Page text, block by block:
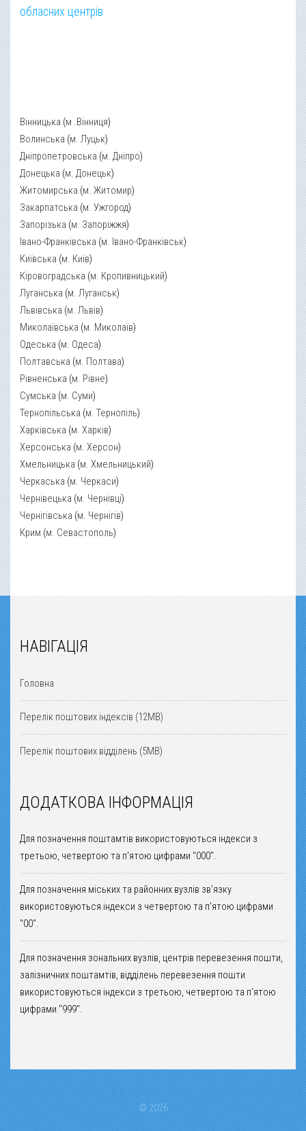
обласних центрів
Вінницька (м .Вінниця)
Волинська (м. Луцьк)
Дніпропетровська (м. Дніпро)
Донецька (м. Донецьк)
Житомирська (м. Житомир)
Закарпатська (м. Ужгород)
Запорізька (м. Запоріжжя)
Івано-Франківська (м. Івано-Франківськ)
Київська (м. Київ)
Кіровоградська (м. Кропивницький)
Луганська (м. Луганськ)
Львівська (м. Львів)
Миколаївська (м. Миколаїв)
Одеська (м. Одеса)
Полтавська (м. Полтава)
Рівненська (м. Рівне)
Сумська (м. Суми)
Тернопільська (м. Тернопіль)
Харківська (м. Харків)
Херсонська (м. Херсон)
Хмельницька (м. Хмельницький)
Черкаська (м. Черкаси)
Чернівецька (м. Чернівці)
Чернігівська (м. Чернігів)
Крим (м. Севастополь)
НАВІГАЦІЯ
Головна
Перелік поштових індексів (12MB)
Перелік поштових відділень (5MB)
ДОДАТКОВА ІНФОРМАЦІЯ
Для позначення поштамтів використовуються індекси з
третьою, четвертою та п'ятою цифрами "000".
Для позначення міських та районних вузлів зв'язку
використовуються індекси з четвертою та п'ятою цифрами
"00".
Для позначення зональних вузлів, центрів перевезення пошти,
залізничних поштамтів, відділень перевезення пошти
використовуються індекси з третьою, четвертою та п'ятою
цифрами "999".
© 2026